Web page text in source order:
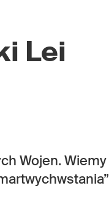
Lei
Wojen. Wiemy